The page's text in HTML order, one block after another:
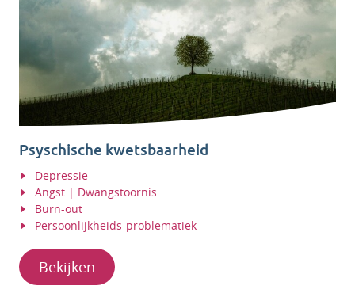
Psyschische kwetsbaarheid
Depressie
Angst | Dwangstoornis
Burn-out
Persoonlijkheids-problematiek
Bekijken